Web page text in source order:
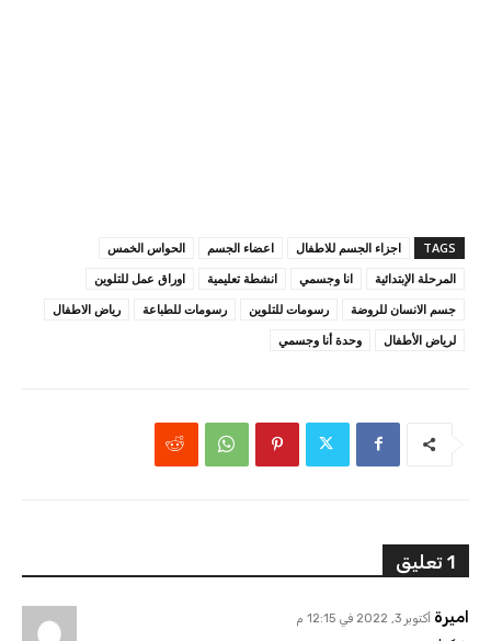
TAGS اجزاء الجسم للاطفال اعضاء الجسم
الحواس الخمس
المرحلة الإبتدائية
انا وجسمي انشطة تعليمية
اوراق عمل للتلوين
جسم الانسان للروضة
رسومات للتلوين رسومات للطباعة
رياض الاطفال
لرياض الأطفال
وحدة أنا وجسمي
1 تعليق
اميرة أكتوبر 3, 2022 في 12:15 م